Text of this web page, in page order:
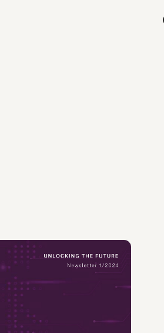
Leggi tutto